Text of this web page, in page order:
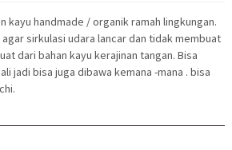
kayu handmade / organik ramah lingkungan.
sirkulasi udara lancar dan tidak membuat
dari bahan kayu kerajinan tangan. Bisa
jadi bisa juga dibawa kemana -mana . bisa